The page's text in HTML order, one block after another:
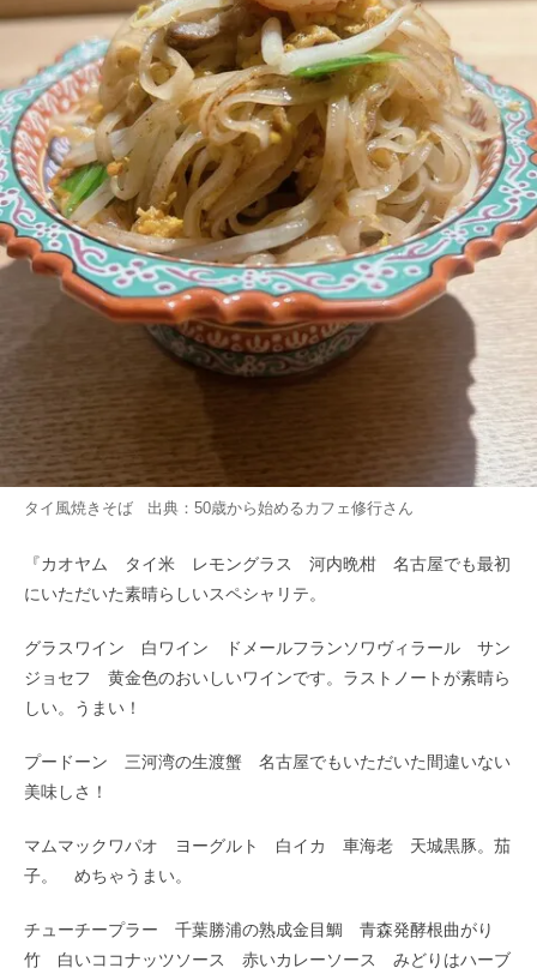
タイ風焼きそば 出典： 50歳から始めるカフェ修行さん
『カオヤム タイ米 レモングラス 河内晩柑 名古屋でも最初
にいただいた素晴らしいスペシャリテ。
グラスワイン 白ワイン ドメールフランソワヴィラール サン
ジョセフ 黄金色のおいしいワインです。ラストノートが素晴ら
しい。うまい！
プードーン 三河湾の生渡蟹 名古屋でもいただいた間違いない
美味しさ！
マムマックワパオ ヨーグルト 白イカ 車海老 天城黒豚。茄
子。 めちゃうまい。
チューチープラー 千葉勝浦の熟成金目鯛 青森発酵根曲がり
竹 白いココナッツソース 赤いカレーソース みどりはハーブ